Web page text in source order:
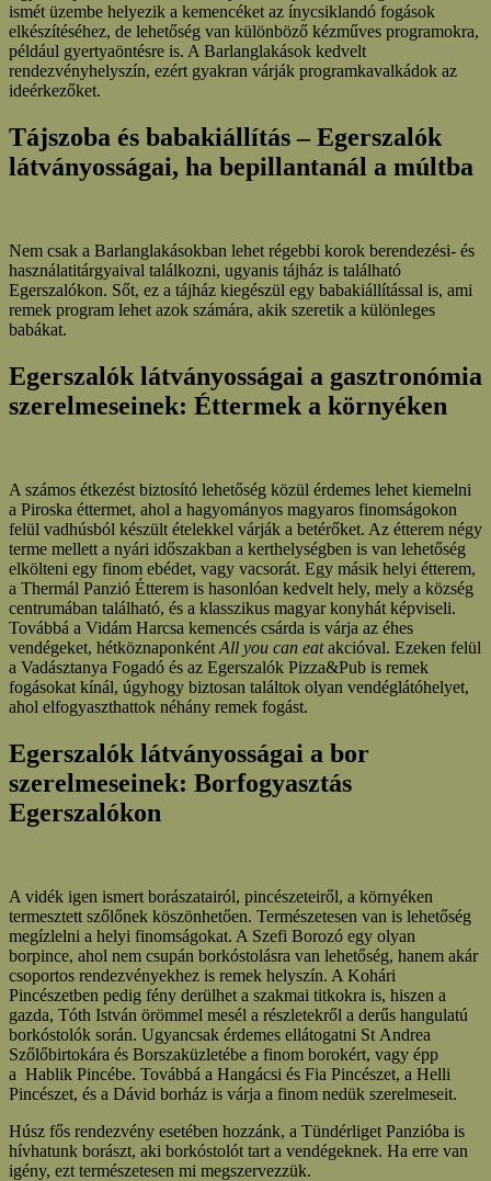
ismét üzembe helyezik a kemencéket az ínycsiklandó fogások
elkészítéséhez, de lehetőség van különböző kézműves programokra,
például gyertyaöntésre is. A Barlanglakások kedvelt
rendezvényhelyszín, ezért gyakran várják programkavalkádok az
ideérkezőket.
Tájszoba és babakiállítás – Egerszalók
látványosságai, ha bepillantanál a múltba
Nem csak a Barlanglakásokban lehet régebbi korok berendezési- és
használatitárgyaival találkozni, ugyanis tájház is található
Egerszalókon. Sőt, ez a tájház kiegészül egy babakiállítással is, ami
remek program lehet azok számára, akik szeretik a különleges
babákat.
Egerszalók látványosságai a gasztronómia
szerelmeseinek: Éttermek a környéken
A számos étkezést biztosító lehetőség közül érdemes lehet kiemelni
a Piroska éttermet, ahol a hagyományos magyaros finomságokon
felül vadhúsból készült ételekkel várják a betérőket. Az étterem négy
terme mellett a nyári időszakban a kerthelységben is van lehetőség
elkölteni egy finom ebédet, vagy vacsorát. Egy másik helyi étterem,
a Thermál Panzió Étterem is hasonlóan kedvelt hely, mely a község
centrumában található, és a klasszikus magyar konyhát képviseli.
Továbbá a Vidám Harcsa kemencés csárda is várja az éhes
vendégeket, hétköznaponként All you can eatakcióval. Ezeken felül
a Vadásztanya Fogadó és az Egerszalók Pizza&Pub is remek
fogásokat kínál, úgyhogy biztosan találtok olyan vendéglátóhelyet,
ahol elfogyaszthattok néhány remek fogást.
Egerszalók látványosságai a bor
szerelmeseinek: Borfogyasztás
Egerszalókon
A vidék igen ismert borászatairól, pincészeteiről, a környéken
termesztett szőlőnek köszönhetően. Természetesen van is lehetőség
megízlelni a helyi finomságokat. A Szefi Borozó egy olyan
borpince, ahol nem csupán borkóstolásra van lehetőség, hanem akár
csoportos rendezvényekhez is remek helyszín. A Kohári
Pincészetben pedig fény derülhet a szakmai titkokra is, hiszen a
gazda, Tóth István örömmel mesél a részletekről a derűs hangulatú
borkóstolók során. Ugyancsak érdemes ellátogatni St Andrea
Szőlőbirtokára és Borszaküzletébe a finom borokért, vagy épp
a Hablik Pincébe. Továbbá a Hangácsi és Fia Pincészet, a Helli
Pincészet, és a Dávid borház is várja a finom nedük szerelmeseit.
Húsz fős rendezvény esetében hozzánk, a Tündérliget Panzióba is
hívhatunk borászt, aki borkóstolót tart a vendégeknek. Ha erre van
igény, ezt természetesen mi megszervezzük.